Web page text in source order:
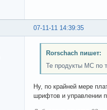
07-11-11 14:39:35
Rorschach пишет:
Те продукты МС по
Ну, по крайней мере
шрифтов и управлении